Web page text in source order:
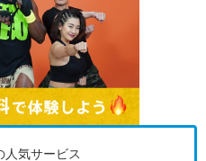
人気サービス